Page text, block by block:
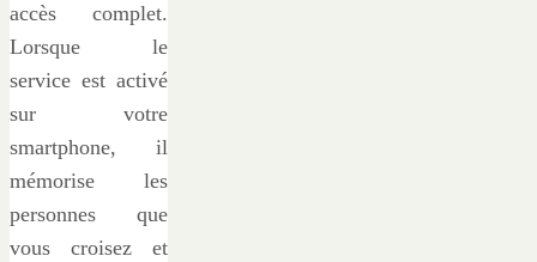
accès complet.
Lorsque le
service est activé
sur votre
smartphone, il
mémorise les
personnes que
vous croisez et